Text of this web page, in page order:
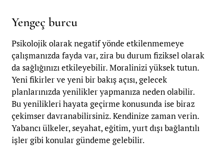
Yengeç burcu
Psikolojik olarak negatif yönde etkilenmemeye
çalışmanızda fayda var, zira bu durum fiziksel olarak
da sağlığınızı etkileyebilir. Moralinizi yüksek tutun.
Yeni fikirler ve yeni bir bakış açısı, gelecek
planlarınızda yenilikler yapmanıza neden olabilir.
Bu yenilikleri hayata geçirme konusunda ise biraz
çekimser davranabilirsiniz. Kendinize zaman verin.
Yabancı ülkeler, seyahat, eğitim, yurt dışı bağlantılı
işler gibi konular gündeme gelebilir.